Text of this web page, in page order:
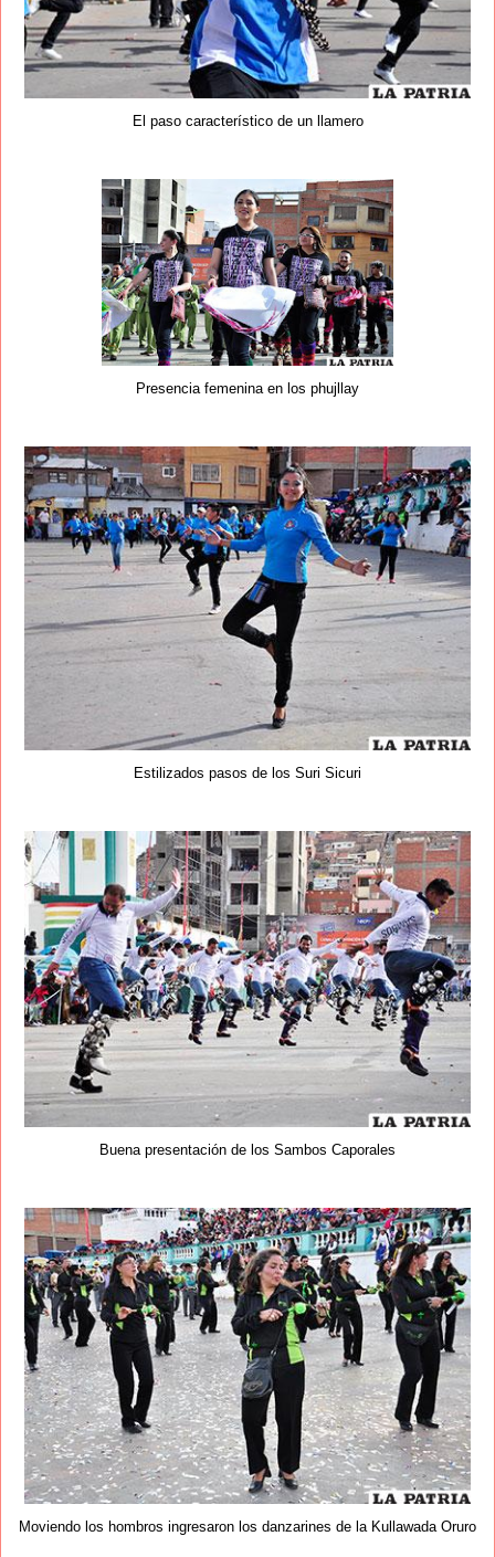
El paso característico de un llamero
Presencia femenina en los phujllay
Estilizados pasos de los Suri Sicuri
Buena presentación de los Sambos Caporales
Moviendo los hombros ingresaron los danzarines de la Kullawada Oruro